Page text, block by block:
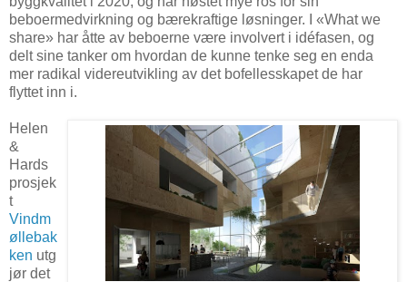
beboermedvirkning og bærekraftige løsninger. I «What we
share» har åtte av beboerne være involvert i idéfasen, og
delt sine tanker om hvordan de kunne tenke seg en enda
mer radikal videreutvikling av det bofellesskapet de har
flyttet inn i.
Helen
&
Hards
prosjek
t
Vindm
øllebak
ken utg
jør det